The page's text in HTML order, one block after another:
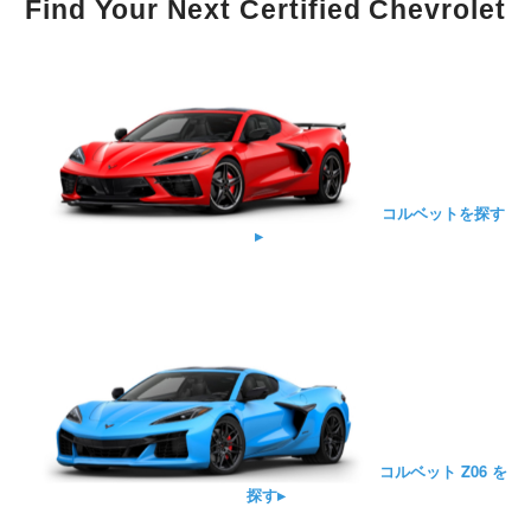
Find Your Next Certified Chevrolet
コルベットを探す
▸
コルベット Z06 を
探す▸